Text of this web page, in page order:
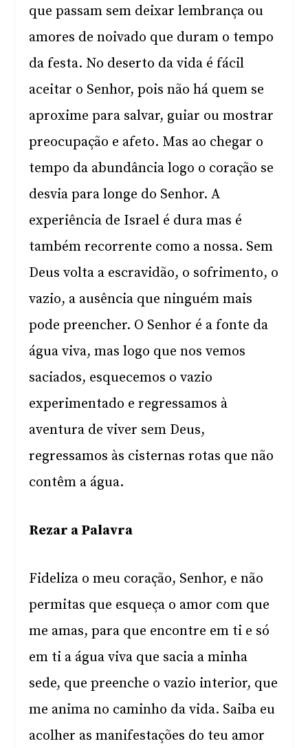
que passam sem deixar lembrança ou
amores de noivado que duram o tempo
da festa. No deserto da vida é fácil
aceitar o Senhor, pois não há quem se
aproxime para salvar, guiar ou mostrar
preocupação e afeto. Mas ao chegar o
tempo da abundância logo o coração se
desvia para longe do Senhor. A
experiência de Israel é dura mas é
também recorrente como a nossa. Sem
Deus volta a escravidão, o sofrimento, o
vazio, a ausência que ninguém mais
pode preencher. O Senhor é a fonte da
água viva, mas logo que nos vemos
saciados, esquecemos o vazio
experimentado e regressamos à
aventura de viver sem Deus,
regressamos às cisternas rotas que não
contêm a água.
Rezar a Palavra
Fideliza o meu coração, Senhor, e não
permitas que esqueça o amor com que
me amas, para que encontre em ti e só
em ti a água viva que sacia a minha
sede, que preenche o vazio interior, que
me anima no caminho da vida. Saiba eu
acolher as manifestações do teu amor